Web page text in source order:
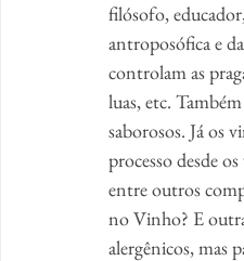
filósofo,
antroposófica e
controlam as
luas, etc.
saborosos. Já os
processo desde
entre outros
no Vinho? E
alergênicos, mas